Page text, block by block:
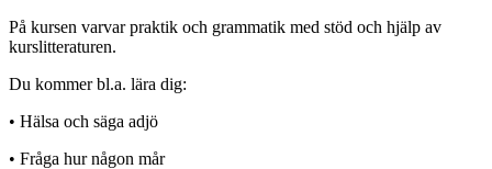
På kursen varvar praktik och grammatik med stöd och hjälp av
kurslitteraturen.
Du kommer bl.a. lära dig:
• Hälsa och säga adjö
• Fråga hur någon mår